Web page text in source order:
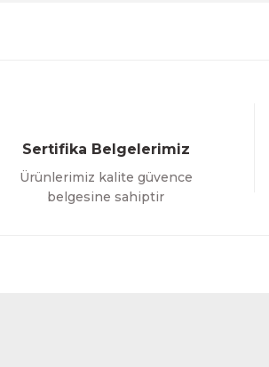
Sertifika Belgelerimiz
Ürünlerimiz kalite güvence
belgesine sahiptir